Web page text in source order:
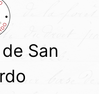
San